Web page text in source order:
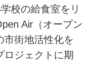
校の給食室をリ
Air（オープン
市街地活性化を
ロジェクトに期